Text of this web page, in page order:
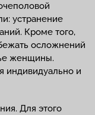
устранение
Кроме того,
осложнений
женщины.
индивидуально и
Для этого